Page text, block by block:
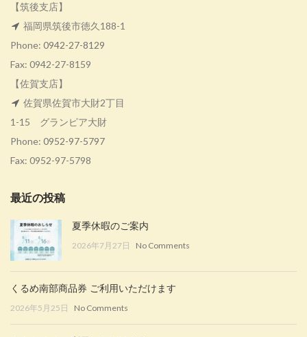
【筑後支店】
福岡県筑後市徳久188-1
Phone: 0942-27-8129
Fax: 0942-27-8159
【佐賀支店】
佐賀県佐賀市大財2丁目
1-15 グランピア大財
Phone: 0952-97-5797
Fax: 0952-97-5798
最近の投稿
夏季休暇のご案内
2026年7月27日 No Comments
くるめ南部商品券 ご利用いただけます
2026年5月25日 No Comments